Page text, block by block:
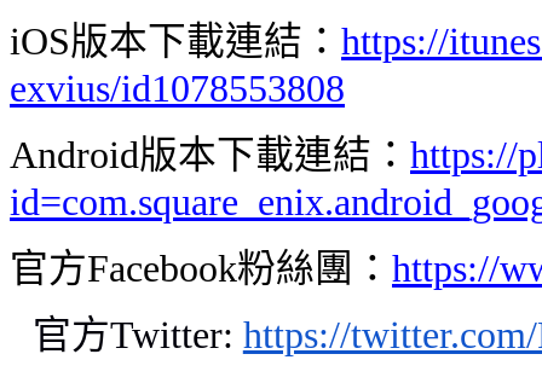
iOS版本下載連結： https://
exvius/id1078553808
Android版本下載連結： https://
官方Facebook粉絲團： https://
官方Twitter: https://